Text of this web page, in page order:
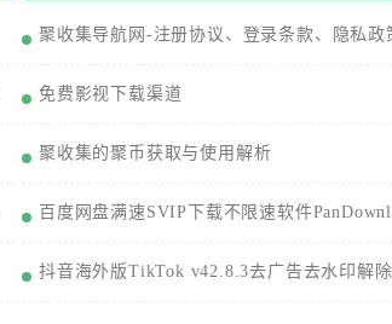
聚收集导航网-注册协议、登录条款、隐私政
免费影视下载渠道
聚收集的聚币获取与使用解析
百度网盘满速SVIP下载不限速软件
抖音海外版TikTok v42.8.3去广告去水印解